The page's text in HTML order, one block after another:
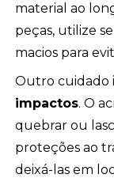
material ao
peças, utilize
macios para
Outro cuidado
impactos. O
quebrar ou
proteções ao
deixá-las em